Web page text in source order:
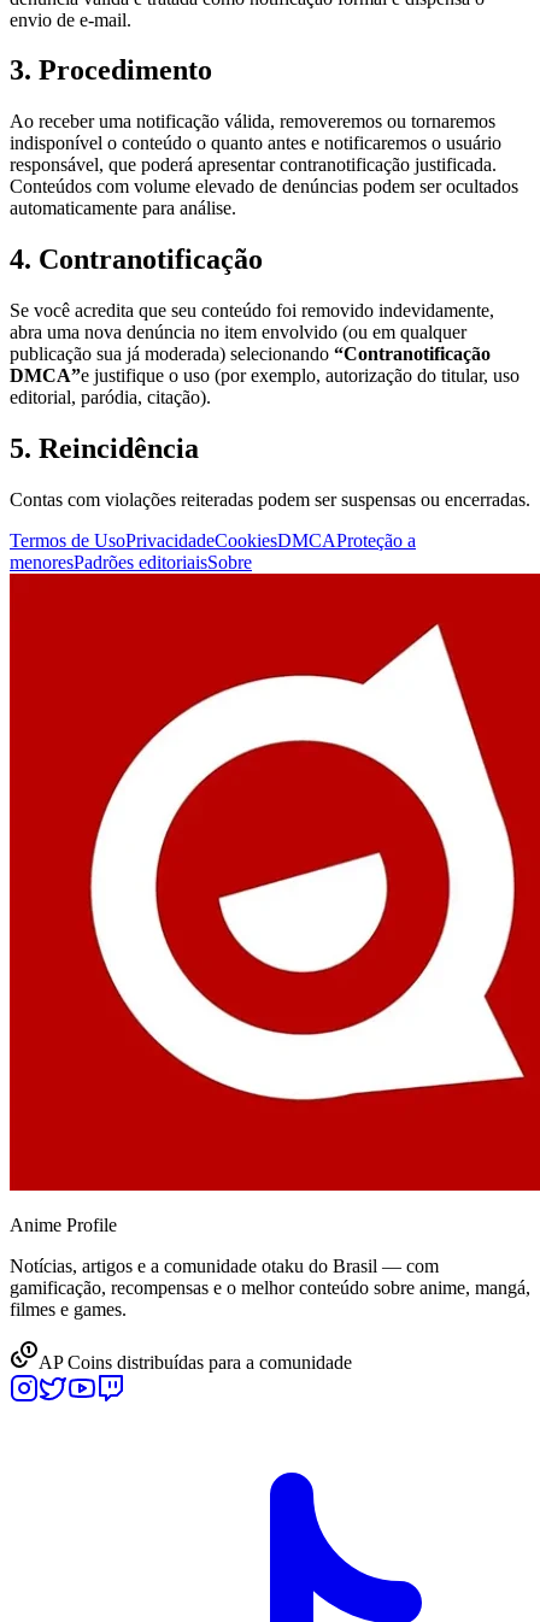
envio de e-mail.
3. Procedimento
Ao receber uma notificação válida, removeremos ou tornaremos
indisponível o conteúdo o quanto antes e notificaremos o usuário
responsável, que poderá apresentar contranotificação justificada.
Conteúdos com volume elevado de denúncias podem ser ocultados
automaticamente para análise.
4. Contranotificação
Se você acredita que seu conteúdo foi removido indevidamente,
abra uma nova denúncia no item envolvido (ou em qualquer
publicação sua já moderada) selecionando “Contranotificação
DMCA”e justifique o uso (por exemplo, autorização do titular, uso
editorial, paródia, citação).
5. Reincidência
Contas com violações reiteradas podem ser suspensas ou encerradas.
Termos de UsoPrivacidadeCookiesDMCAProteção a
menoresPadrões editoriaisSobre
Anime Profile
Notícias, artigos e a comunidade otaku do Brasil — com
gamificação, recompensas e o melhor conteúdo sobre anime, mangá,
filmes e games.
AP Coins distribuídas para a comunidade